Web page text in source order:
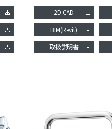
2D CAD
BIM(Revit)
取扱説明書